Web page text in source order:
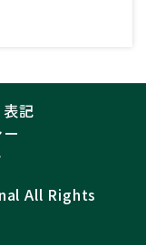
記
All Rights